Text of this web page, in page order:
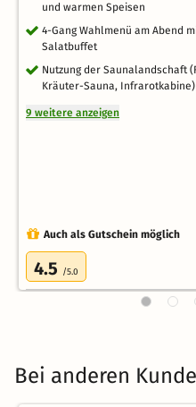
und warmen Speisen
4-Gang Wahlmenü am Abend
Salatbuffet
Nutzung der Saunalandschaft
Kräuter-Sauna, Infrarotkabine)
9 weitere anzeigen
Auch als Gutschein möglich
4.5 /5.0
Bei anderen